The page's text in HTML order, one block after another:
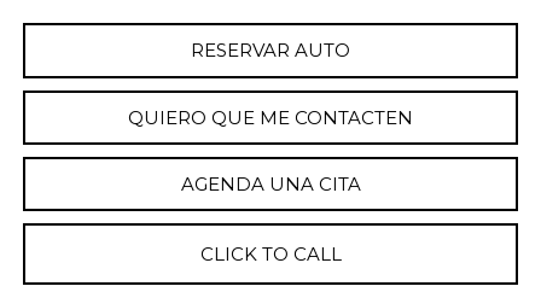
RESERVAR AUTO
QUIERO QUE ME CONTACTEN
AGENDA UNA CITA
CLICK TO CALL